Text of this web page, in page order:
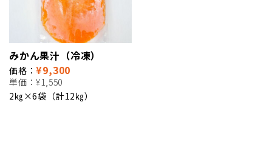
みかん果汁（冷凍）
価格：¥9,300
単価：¥1,550
2㎏×6袋（計12㎏）